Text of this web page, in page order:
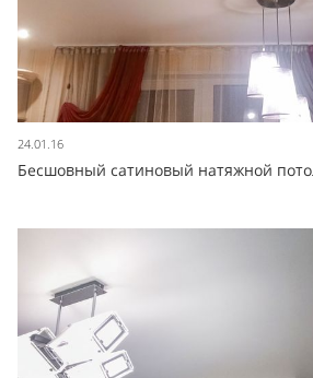
24.01.16
Бесшовный сатиновый натяжной